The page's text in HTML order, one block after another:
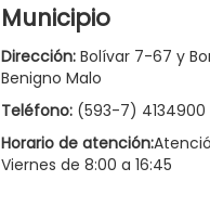
Municipio
Dirección: Bolívar 7-67 y
Benigno Malo
Teléfono: (593-7) 4134900
Horario de atención:
Viernes de 8:00 a 16:45